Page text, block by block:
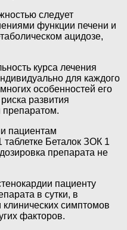
следует
функции печени и
ацидозе,
курса лечения
для каждого
особенностей его
развития
препаратом.
пациентам
Беталок ЗОК 1
препарата не
пациенту
в сутки, в
симптомов
факторов.